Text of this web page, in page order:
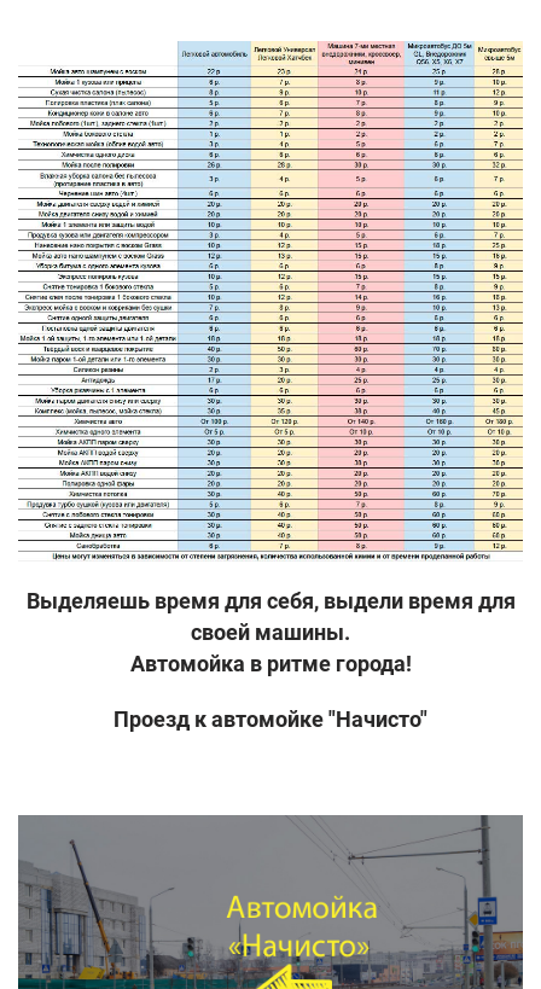
Выделяешь время для себя, выдели время для
своей машины.
Автомойка в ритме города!
Проезд к автомойке "Начисто"